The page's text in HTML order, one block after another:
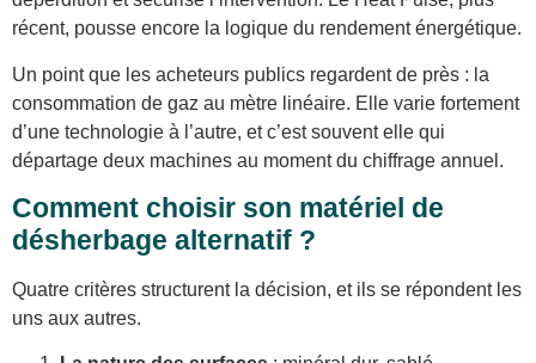
récent, pousse encore la logique du rendement énergétique.
Un point que les acheteurs publics regardent de près : la
consommation de gaz au mètre linéaire. Elle varie fortement
d’une technologie à l’autre, et c’est souvent elle qui
départage deux machines au moment du chiffrage annuel.
Comment choisir son matériel de
désherbage alternatif ?
Quatre critères structurent la décision, et ils se répondent les
uns aux autres.